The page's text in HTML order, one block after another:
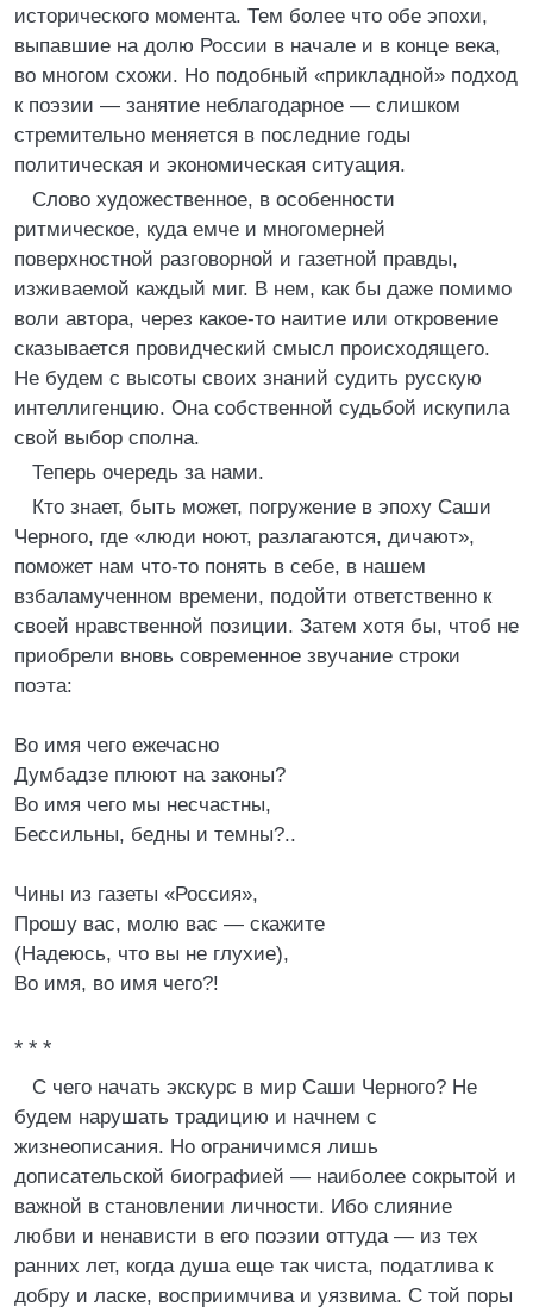
исторического момента. Тем более что обе эпохи,
выпавшие на долю России в начале и в конце века,
во многом схожи. Но подобный «прикладной» подход
к поэзии — занятие неблагодарное — слишком
стремительно меняется в последние годы
политическая и экономическая ситуация.
Слово художественное, в особенности
ритмическое, куда емче и многомерней
поверхностной разговорной и газетной правды,
изживаемой каждый миг. В нем, как бы даже помимо
воли автора, через какое-то наитие или откровение
сказывается провидческий смысл происходящего.
Не будем с высоты своих знаний судить русскую
интеллигенцию. Она собственной судьбой искупила
свой выбор сполна.
Теперь очередь за нами.
Кто знает, быть может, погружение в эпоху Саши
Черного, где «люди ноют, разлагаются, дичают»,
поможет нам что-то понять в себе, в нашем
взбаламученном времени, подойти ответственно к
своей нравственной позиции. Затем хотя бы, чтоб не
приобрели вновь современное звучание строки
поэта:
Во имя чего ежечасно
Думбадзе плюют на законы?
Во имя чего мы несчастны,
Бессильны, бедны и темны?..
Чины из газеты «Россия»,
Прошу вас, молю вас — скажите
(Надеюсь, что вы не глухие),
Во имя, во имя чего?!
* * *
С чего начать экскурс в мир Саши Черного? Не
будем нарушать традицию и начнем с
жизнеописания. Но ограничимся лишь
дописательской биографией — наиболее сокрытой и
важной в становлении личности. Ибо слияние
любви и ненависти в его поэзии оттуда — из тех
ранних лет, когда душа еще так чиста, податлива к
добру и ласке, восприимчива и уязвима. С той поры